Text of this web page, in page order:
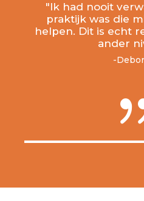
"Ik had nooit
praktijk was die
helpen. Dit is echt
ander
-